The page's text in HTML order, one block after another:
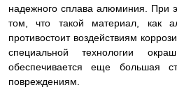
надежного сплава алюминия. При
том, что такой материал, как
противостоит воздействиям
специальной технологии
обеспечивается еще большая
повреждениям.